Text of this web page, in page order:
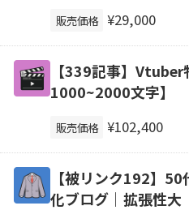
販売価格 ¥29,000
【339記事】
1000~2000文字】
販売価格 ¥102,400
【被リンク192】
化ブログ｜拡張性大